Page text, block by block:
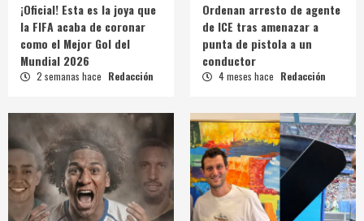
¡Oficial! Esta es la joya que
la FIFA acaba de coronar
como el Mejor Gol del
Mundial 2026
2 semanas hace Redacción
Ordenan arresto de agente
de ICE tras amenazar a
punta de pistola a un
conductor
4 meses hace Redacción